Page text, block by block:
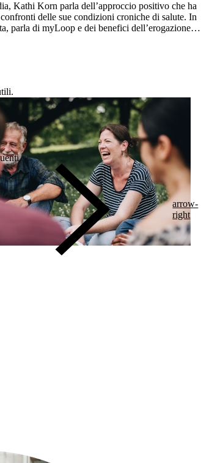
Kathi Korn parla dell’approccio positivo che ha
delle sue condizioni croniche di salute. In
parla di myLoop e dei benefici dell’erogazione
arrow-
right